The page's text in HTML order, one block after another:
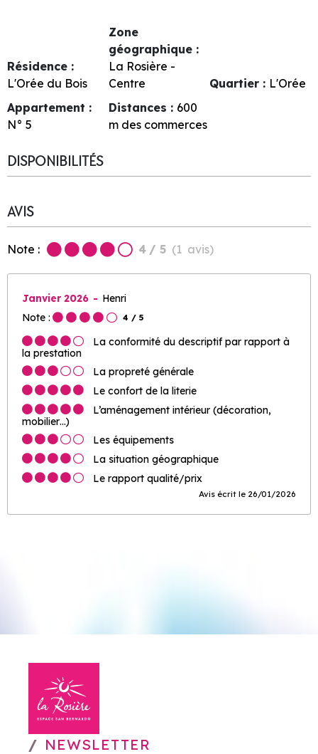
Résidence :
L'Orée du Bois
Zone
géographique :
La Rosière -
Centre
Quartier : L'Orée
Appartement :
N° 5
Distances : 600
m des commerces
DISPONIBILITÉS
AVIS
Note : 4 / 5 (1 avis)
Janvier 2026
Henri
Note :
4 / 5
La conformité du descriptif par rapport à
la prestation
La propreté générale
Le confort de la literie
L’aménagement intérieur (décoration,
mobilier…)
Les équipements
La situation géographique
Le rapport qualité/prix
Avis écrit le 26/01/2026
NEWSLETTER